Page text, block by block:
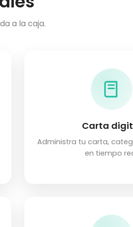
a la caja.
Carta
Administra tu carta,
en tiempo